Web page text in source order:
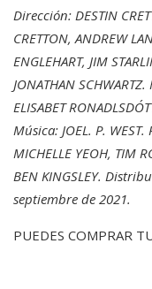
Dirección: DESTIN
CRETTON, ANDREW
ENGLEHART, JIM
JONATHAN
ELISABET
Música: JOEL. P.
MICHELLE YEOH, TIM
BEN KINGSLEY.
septiembre de 2021.
PUEDES COMPRAR